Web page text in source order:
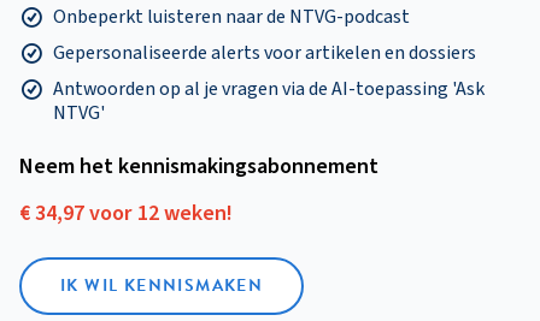
Onbeperkt luisteren naar de NTVG-podcast
Gepersonaliseerde alerts voor artikelen en dossiers
Antwoorden op al je vragen via de AI-toepassing 'Ask
NTVG'
Neem het kennismakings­abonnement
€ 34,97 voor 12 weken!
IK WIL KENNISMAKEN